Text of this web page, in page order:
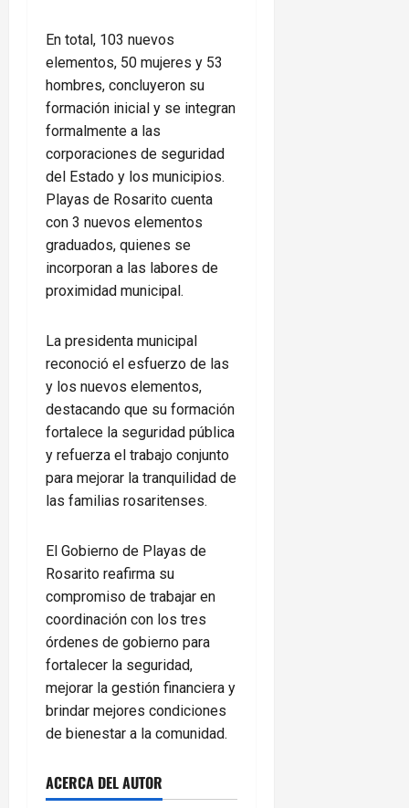
En total, 103 nuevos
elementos, 50 mujeres y 53
hombres, concluyeron su
formación inicial y se integran
formalmente a las
corporaciones de seguridad
del Estado y los municipios.
Playas de Rosarito cuenta
con 3 nuevos elementos
graduados, quienes se
incorporan a las labores de
proximidad municipal.
La presidenta municipal
reconoció el esfuerzo de las
y los nuevos elementos,
destacando que su formación
fortalece la seguridad pública
y refuerza el trabajo conjunto
para mejorar la tranquilidad de
las familias rosaritenses.
El Gobierno de Playas de
Rosarito reafirma su
compromiso de trabajar en
coordinación con los tres
órdenes de gobierno para
fortalecer la seguridad,
mejorar la gestión financiera y
brindar mejores condiciones
de bienestar a la comunidad.
ACERCA DEL AUTOR